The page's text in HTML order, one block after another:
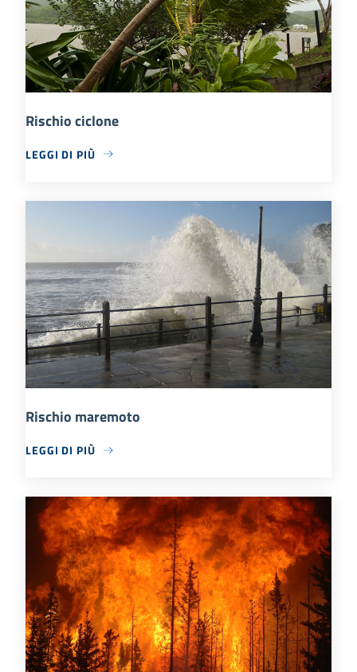
Rischio ciclone
LEGGI DI PIÙ
Rischio maremoto
LEGGI DI PIÙ